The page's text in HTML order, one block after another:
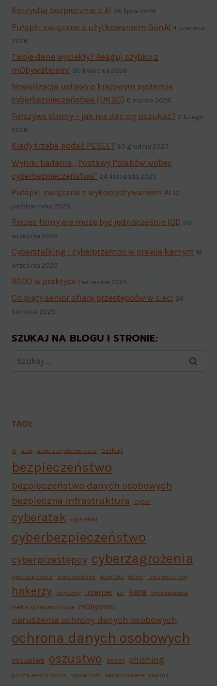
Korzystaj bezpiecznie z AI 26 lipca 2026
Pułapki związane z użytkowaniem GenAI 4 czerwca
2026
Twoje dane wyciekły? Reaguj szybko z
mObywatelem! 30 kwietnia 2026
Nowelizacja ustawy o krajowym systemie
cyberbezpieczeństwa (UKSC) 6 marca 2026
Fałszywe strony – jak nie dać się oszukać? 2 lutego
2026
Kiedy trzeba podać PESEL? 30 grudnia 2025
Wyniki badania „Postawy Polaków wobec
cyberbezpieczeństwa” 24 listopada 2025
Pułapki związane z wykorzystywaniem AI 10
października 2025
Prezes firmy nie może być jednocześnie IOD 30
września 2025
Cyberstalking i cyberprzemoc w prawie karnym 18
września 2025
RODO w praktyce 1 września 2025
Co piąty senior ofiarą przestępców w sieci 26
sierpnia 2025
SZUKAJ NA BLOGU I STRONIE:
TAGI:
AI atak ataki socjotechniczne backup
bezpieczeństwo
bezpieczeństwo danych osobowych
bezpieczna infrastruktura
cyber
cyberatak cyberataki
cyberbezpieczeństwo
cyberprzestępcy cyberzagrożenia
cyberzagrożenie dane osobowe deepfake dzieci fałszywe strony
hakerzy incydenty internet IOD kara kopie zapasowe
media społecznościowe mObywatel
naruszenia ochrony danych osobowych
ochrona danych osobowych
oszustwa oszustwo pesel phishing
poczta elektroniczna prywatność ransomware raport